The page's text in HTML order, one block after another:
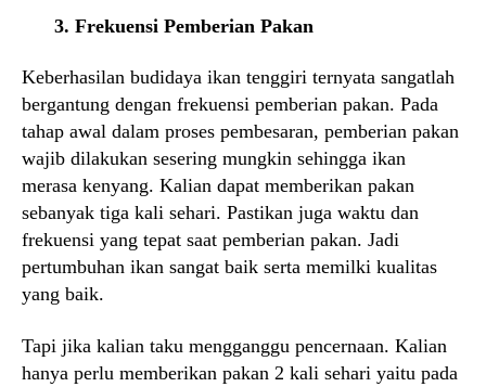
3. Frekuensi Pemberian Pakan
Keberhasilan budidaya ikan tenggiri ternyata sangatlah
bergantung dengan frekuensi pemberian pakan. Pada
tahap awal dalam proses pembesaran, pemberian pakan
wajib dilakukan sesering mungkin sehingga ikan
merasa kenyang. Kalian dapat memberikan pakan
sebanyak tiga kali sehari. Pastikan juga waktu dan
frekuensi yang tepat saat pemberian pakan. Jadi
pertumbuhan ikan sangat baik serta memilki kualitas
yang baik.
Tapi jika kalian taku mengganggu pencernaan. Kalian
hanya perlu memberikan pakan 2 kali sehari yaitu pada